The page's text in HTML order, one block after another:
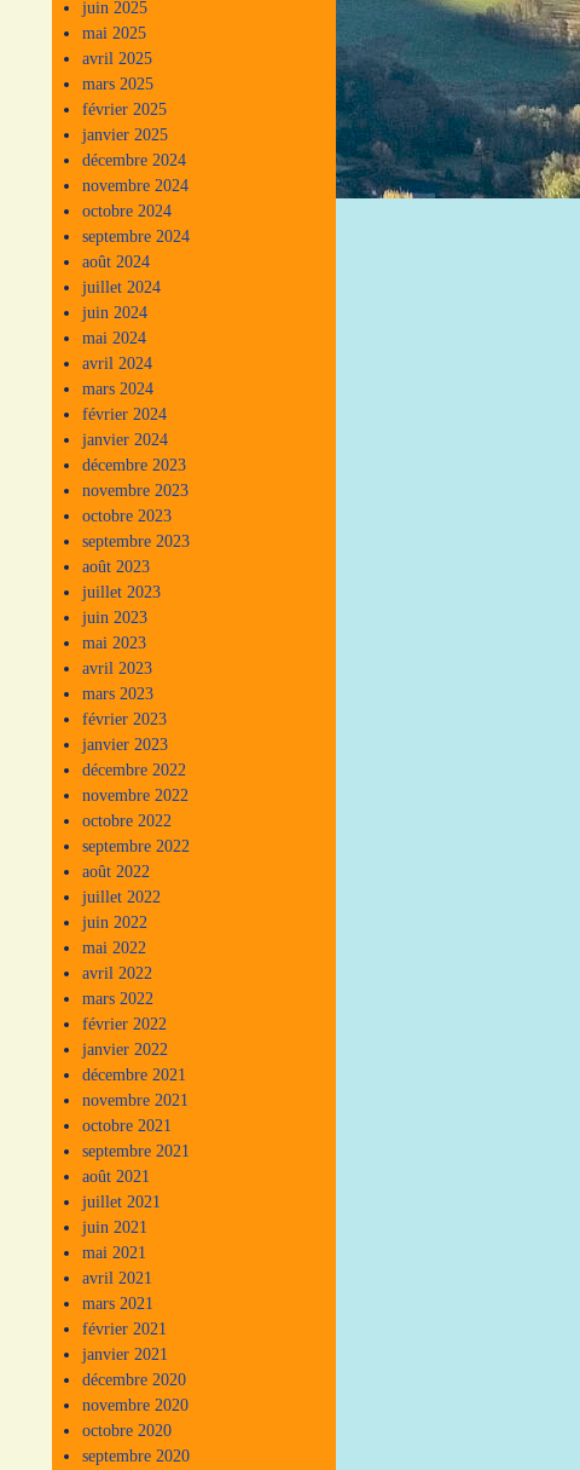
juin 2025
mai 2025
avril 2025
mars 2025
février 2025
janvier 2025
décembre 2024
novembre 2024
octobre 2024
septembre 2024
août 2024
juillet 2024
juin 2024
mai 2024
avril 2024
mars 2024
février 2024
janvier 2024
décembre 2023
novembre 2023
octobre 2023
septembre 2023
août 2023
juillet 2023
juin 2023
mai 2023
avril 2023
mars 2023
février 2023
janvier 2023
décembre 2022
novembre 2022
octobre 2022
septembre 2022
août 2022
juillet 2022
juin 2022
mai 2022
avril 2022
mars 2022
février 2022
janvier 2022
décembre 2021
novembre 2021
octobre 2021
septembre 2021
août 2021
juillet 2021
juin 2021
mai 2021
avril 2021
mars 2021
février 2021
janvier 2021
décembre 2020
novembre 2020
octobre 2020
septembre 2020